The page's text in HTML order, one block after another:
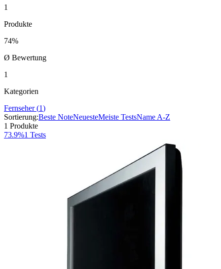
1
Produkte
74%
Ø Bewertung
1
Kategorien
Fernseher (1)
Sortierung:Beste NoteNeuesteMeiste TestsName A-Z
1 Produkte
73.9%1 Tests